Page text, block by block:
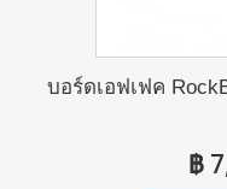
บอร์ดเอฟเฟค
฿